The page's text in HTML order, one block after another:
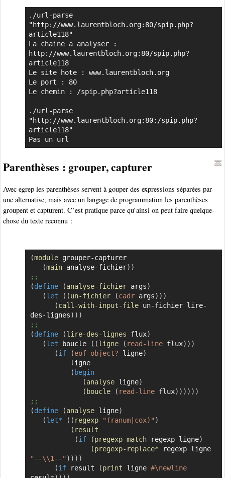
./url-parse
"http://www.laurentbloch.org:80/spip.php?
article118"
La chaine a analyser :
http://www.laurentbloch.org:80/spip.php?
article118
Le site hote : www.laurentbloch.org
Le port : 80
Le chemin : /spip.php?article118
./url-parse
"http://www.laurentbloch.org:80:/spip.php?
article118"
Pas un url
Parenthèses : grouper, capturer
Avec egrep les parenthèses servent à gouper des expressions séparées par
une alternative, mais avec un langage de programmation les parenthèses
groupent et capturent. C’est pratique parce qu’ainsi on peut faire quelque-
chose du texte reconnu :
(module grouper-capturer
(main analyse-fichier) )
;;
(define (analyse-fichier args)
(let ( (un-fichier (cadr args) ) )
(call-with-input-file un-fichier lire-
des-lignes) ) )
;;
(define (lire-des-lignes flux)
(let boucle ( (ligne ( read-line flux) ) )
(if (eof-object? ligne)
( begin
(analyse ligne)
( boucle ( read-line flux) ) ) ) ) )
;;
(define (analyse ligne)
(let* ( ( regexp "(ranum|cox)" )
( result
(if (pregexp-match regexp ligne)
(pregexp-replace*
regexp ligne
"--\\1--" ) ) ) )
(if result (print ligne #\newline